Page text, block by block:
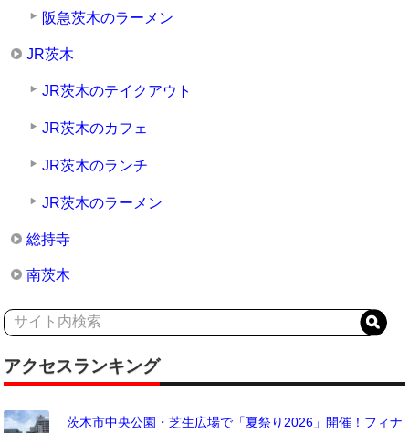
阪急茨木のラーメン
JR茨木
JR茨木のテイクアウト
JR茨木のカフェ
JR茨木のランチ
JR茨木のラーメン
総持寺
南茨木
アクセスランキング
茨木市中央公園・芝生広場で「夏祭り2026」開催！フィナ